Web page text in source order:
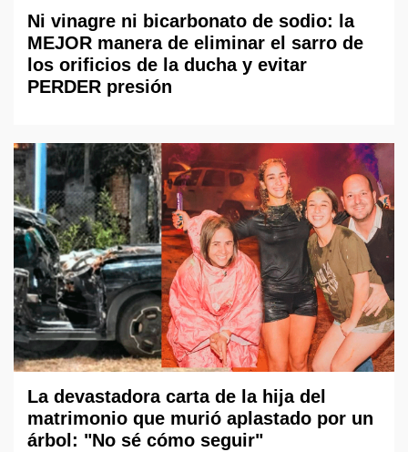
Ni vinagre ni bicarbonato de sodio: la
MEJOR manera de eliminar el sarro de
los orificios de la ducha y evitar
PERDER presión
La devastadora carta de la hija del
matrimonio que murió aplastado por un
árbol: "No sé cómo seguir"